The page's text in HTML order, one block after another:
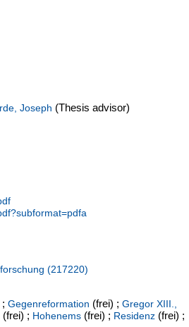
Joseph (Thesis advisor)
(217220)
Gegenreformation (frei) ; Gregor XIII.,
(frei) ; Hohenems (frei) ; Residenz (frei) ;